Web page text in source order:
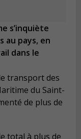
s’inquiète
au pays, en
dans le
transport des
du Saint-
de plus de
total à plus de